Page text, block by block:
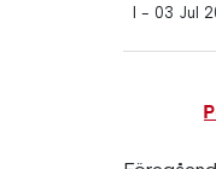
I - 03 Jul